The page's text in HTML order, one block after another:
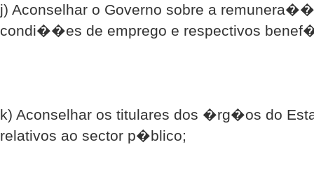
j) Aconselhar o Governo sobre a
condi��es de emprego e respectivos
k) Aconselhar os titulares dos �rg�os do
relativos ao sector p�blico;